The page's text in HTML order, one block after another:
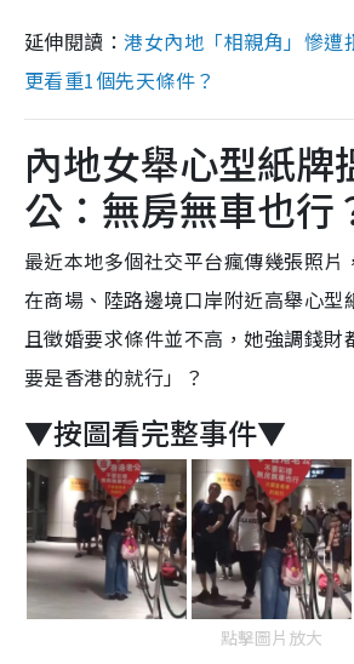
延伸閱讀：港女內地「相親角」慘遭
更看重1個先天條件？
內地女舉心型紙牌
公：無房無車也行
最近本地多個社交平台瘋傳幾張照片
在商場、陸路邊境口岸附近高舉心型
且徵婚要求條件並不高，她強調錢財
要是香港的就行」？
▼按圖看完整事件▼
點擊圖片放大